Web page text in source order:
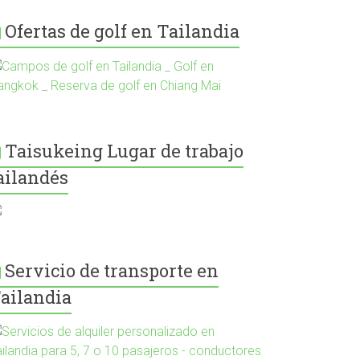
Ofertas de golf en Tailandia
Taisukeing Lugar de trabajo
Servicio de transporte en